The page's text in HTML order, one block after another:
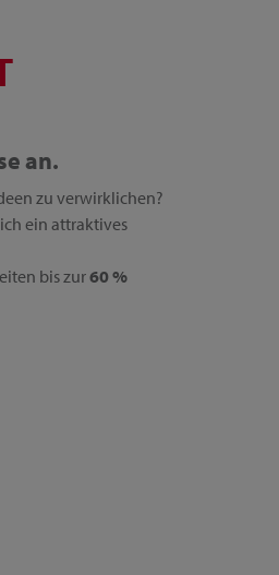
an.
zu verwirklichen?
ein attraktives
bis zur60 %